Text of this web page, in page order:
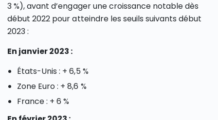
3 %), avant d’engager une croissance notable dès
début 2022 pour atteindre les seuils suivants début
2023 :
En janvier 2023 :
États-Unis : + 6,5 %
Zone Euro : + 8,6 %
France : + 6 %